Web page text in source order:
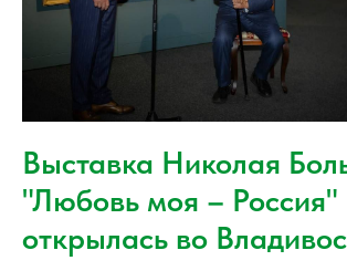
Выставка Николая
"Любовь моя – Россия"
открылась во